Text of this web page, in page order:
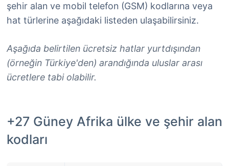
şehir alan ve mobil telefon (GSM) kodlarına veya
hat türlerine aşağıdaki listeden ulaşabilirsiniz.
Aşağıda belirtilen ücretsiz hatlar yurtdışından
(örneğin Türkiye'den) arandığında uluslar arası
ücretlere tabi olabilir.
+27 Güney Afrika ülke ve şehir alan
kodları